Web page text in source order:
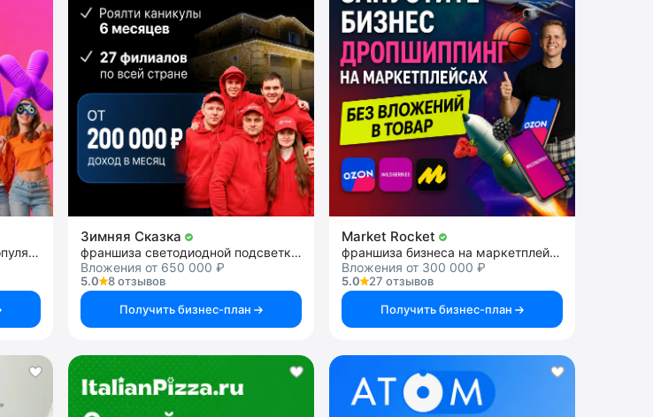
франшиза игры-адаптации популярных ТВ-шоу
Зимняя Сказка
франшиза светодиодной подсветки фасадов
Вложения от 650 000 ₽
5.0
8 отзывов
Получить бизнес-план
Market Rocket
франшиза бизнеса на маркетплейсах
Вложения от 300 000 ₽
5.0
27 отзывов
Получить бизнес-план